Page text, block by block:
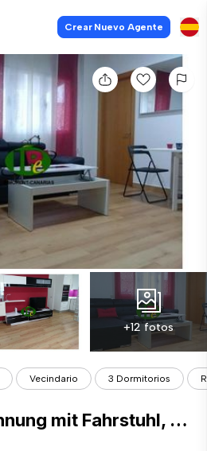
Crear Nuevo Agente
+12 fotos
Vecindario 3 Dormitorios
Renovierte Wohnung mit Fahrstuhl, und mit 3 Schlafzimmern. 1 Bad und 1 Gäste- WC.